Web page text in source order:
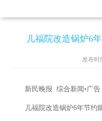
儿福院改造锅炉6
发布时
新民晚报 综合新闻•广
儿福院改造锅炉6年节约